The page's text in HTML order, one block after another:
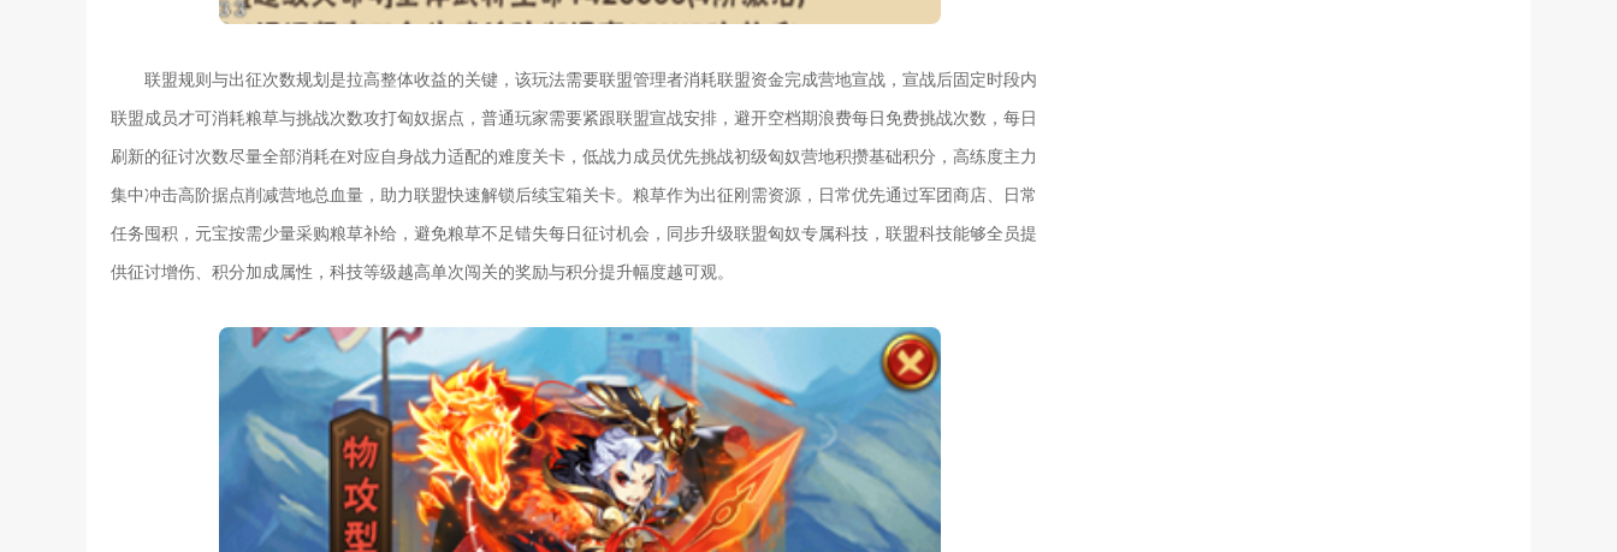
联盟规则与出征次数规划是拉高整体收益的关键，该玩法需要联盟管理者消耗联盟资金完成营地宣战，宣战后固定时段内
联盟成员才可消耗粮草与挑战次数攻打匈奴据点，普通玩家需要紧跟联盟宣战安排，避开空档期浪费每日免费挑战次数，每日
刷新的征讨次数尽量全部消耗在对应自身战力适配的难度关卡，低战力成员优先挑战初级匈奴营地积攒基础积分，高练度主力
集中冲击高阶据点削减营地总血量，助力联盟快速解锁后续宝箱关卡。粮草作为出征刚需资源，日常优先通过军团商店、日常
任务囤积，元宝按需少量采购粮草补给，避免粮草不足错失每日征讨机会，同步升级联盟匈奴专属科技，联盟科技能够全员提
供征讨增伤、积分加成属性，科技等级越高单次闯关的奖励与积分提升幅度越可观。